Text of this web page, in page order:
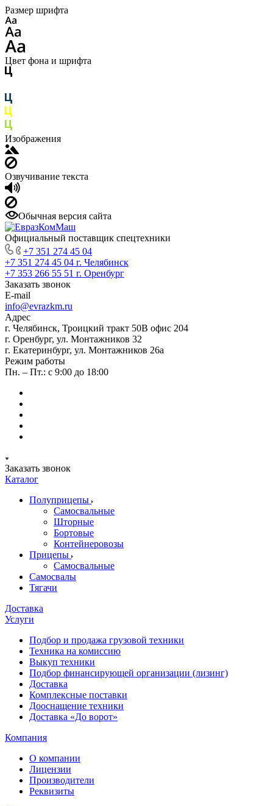
Размер шрифта
Цвет фона и шрифта
Изображения
Озвучивание текста
Обычная версия сайта
Официальный поставщик спецтехники
+7 351 274 45 04
+7 351 274 45 04 г. Челябинск
+7 353 266 55 51 г. Оренбург
Заказать звонок
E-mail
info@evrazkm.ru
Адрес
г. Челябинск, Троицкий тракт 50В офис 204
г. Оренбург, ул. Монтажников 32
г. Екатеринбург, ул. Монтажников 26а
Режим работы
Пн. – Пт.: с 9:00 до 18:00
Заказать звонок
Каталог
Полуприцепы
Самосвальные
Шторные
Бортовые
Контейнеровозы
Прицепы
Самосвальные
Самосвалы
Тягачи
Доставка
Услуги
Подбор и продажа грузовой техники
Техника на комиссию
Выкуп техники
Подбор финансирующей организации (лизинг)
Доставка
Комплексные поставки
Дооснащение техники
Доставка «До ворот»
Компания
О компании
Лицензии
Производители
Реквизиты